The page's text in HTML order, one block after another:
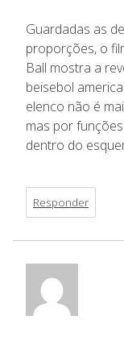
Guardadas as
proporções, o
Ball mostra a
beisebol
elenco não é
mas por
dentro do
Responder